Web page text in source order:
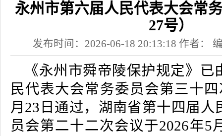
永州市第六届人民代表大会常
27号）
发布时间：2026-06-18 20:13:18 作者：
《永州市舜帝陵保护规定》
民代表大会常务委员会第三十
月23日通过，湖南省第十四届人
员会第二十二次会议于2026年5